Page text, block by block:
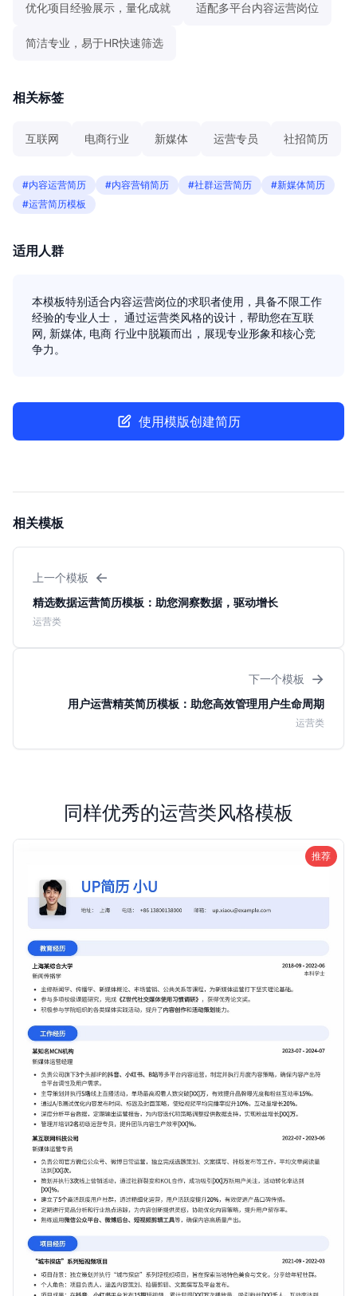
优化项目经验展示，量化成就 适配多平台内容运营岗位
简洁专业，易于HR快速筛选
相关标签
互联网 电商行业 新媒体 运营专员 社招简历
#内容运营简历 #内容营销简历 #社群运营简历
#新媒体简历
#运营简历模板
适用人群
本模板特别适合内容运营岗位的求职者使用，具备不限工作
经验的专业人士， 通过运营类风格的设计，帮助您在互联
网, 新媒体, 电商 行业中脱颖而出，展现专业形象和核心竞
争力。
使用模版创建简历
相关模板
上一个模板 ←
精选数据运营简历模板：助您洞察数据，驱动增长
运营类
下一个模板 →
用户运营精英简历模板：助您高效管理用户生命周期
运营类
同样优秀的运营类风格模板
推荐